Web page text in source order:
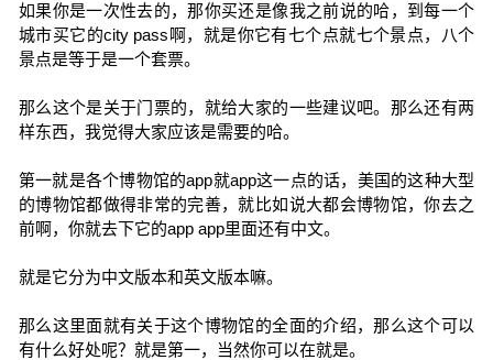
如果你是一次性去的，那你买还是像我之前说的哈，到每一个
城市买它的city pass啊，就是你它有七个点就七个景点，八个
景点是等于是一个套票。
那么这个是关于门票的，就给大家的一些建议吧。那么还有两
样东西，我觉得大家应该是需要的哈。
第一就是各个博物馆的app就app这一点的话，美国的这种大型
的博物馆都做得非常的完善，就比如说大都会博物馆，你去之
前啊，你就去下它的app app里面还有中文。
就是它分为中文版本和英文版本嘛。
那么这里面就有关于这个博物馆的全面的介绍，那么这个可以
有什么好处呢？就是第一，当然你可以在就是。